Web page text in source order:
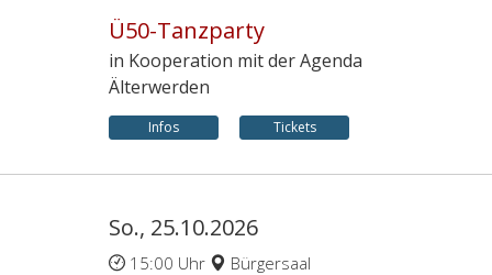
Ü50-Tanzparty
in Kooperation mit der Agenda
Älterwerden
Infos Tickets
So., 25.10.2026
15:00 Uhr Bürgersaal